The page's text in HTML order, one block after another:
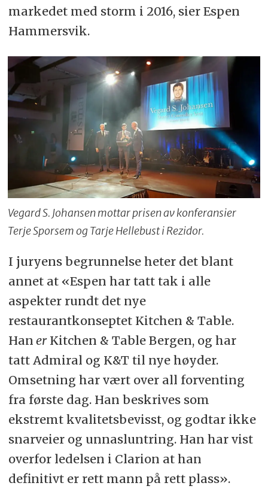
markedet med storm i 2016, sier Espen
Hammersvik.
Vegard S. Johansen mottar prisen av konferansier
Terje Sporsem og Tarje Hellebust i Rezidor.
I juryens begrunnelse heter det blant
annet at «Espen har tatt tak i alle
aspekter rundt det nye
restaurantkonseptet Kitchen & Table.
Han erKitchen & Table Bergen, og har
tatt Admiral og K&T til nye høyder.
Omsetning har vært over all forventing
fra første dag. Han beskrives som
ekstremt kvalitetsbevisst, og godtar ikke
snarveier og unnasluntring. Han har vist
overfor ledelsen i Clarion at han
definitivt er rett mann på rett plass».